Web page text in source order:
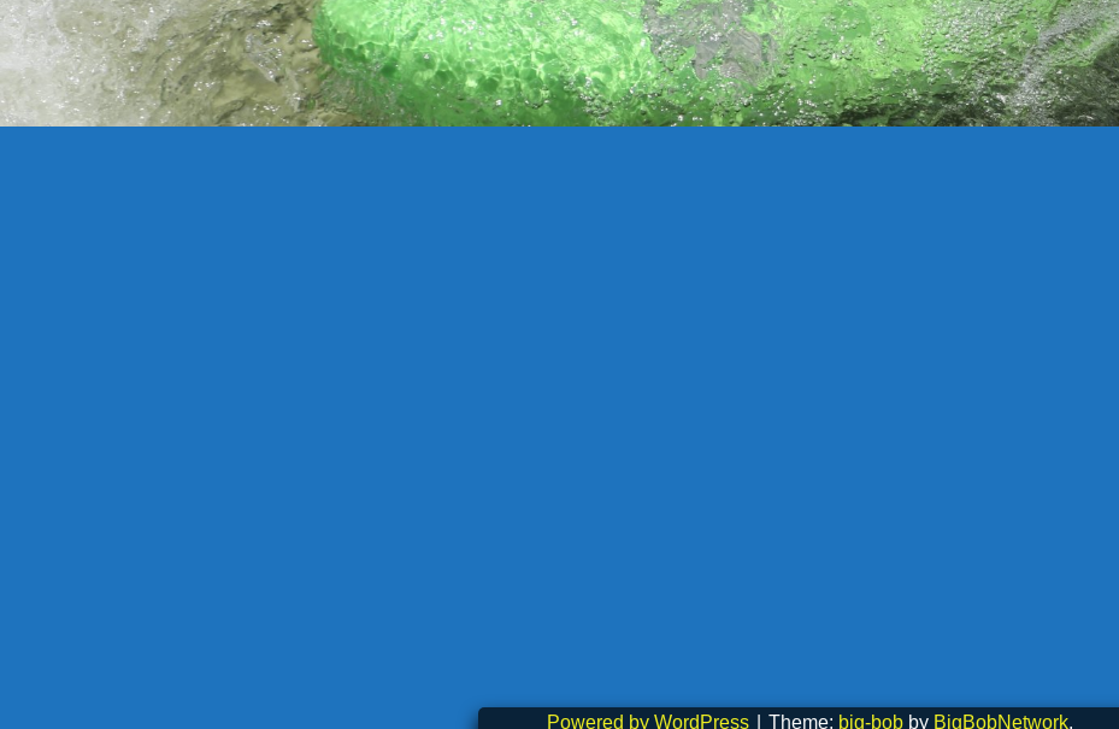
Powered by WordPress Theme: big-bobby BigBobNetwork.